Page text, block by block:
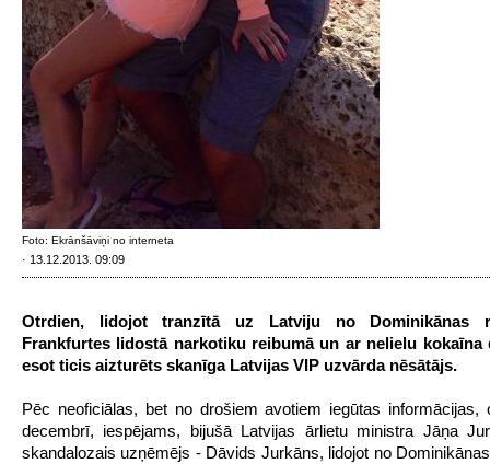
Foto: Ekrānšāviņi no interneta
· 13.12.2013. 09:09
Otrdien, lidojot tranzītā uz Latviju no Dominikānas
Frankfurtes lidostā narkotiku reibumā un ar nelielu kokaīna
esot ticis aizturēts skanīga Latvijas VIP uzvārda nēsātājs.
Pēc neoficiālas, bet no drošiem avotiem iegūtas informācijas,
decembrī, iespējams, bijušā Latvijas ārlietu ministra Jāņa
skandalozais uzņēmējs - Dāvids Jurkāns, lidojot no